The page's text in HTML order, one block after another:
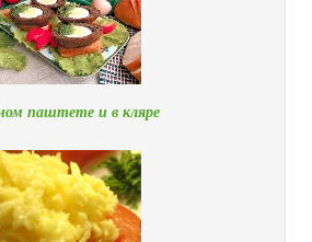
паштете и в кляре